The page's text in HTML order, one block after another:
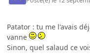
Patator : tu me l'avais
vanne
Sinon, quel salaud ce